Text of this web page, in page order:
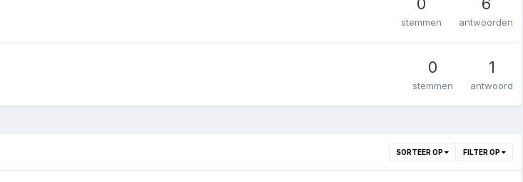
stemmen antwoorden
0
stemmen
1
antwoord
SORTEER OP FILTER OP